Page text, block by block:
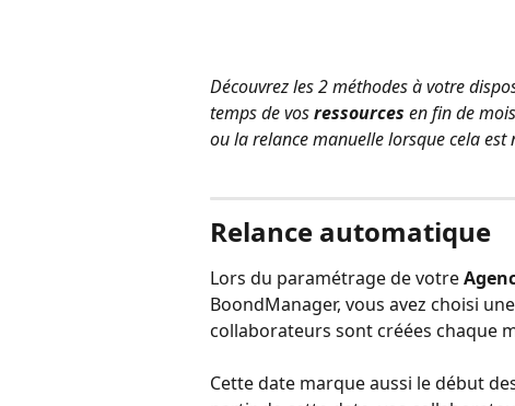
Découvrez les 2 méthodes à votre
temps de vos ressources en fin de
ou la relance manuelle lorsque cela est
Relance automatique
Lors du paramétrage de votre
BoondManager, vous avez choisi
collaborateurs sont créées chaque
Cette date marque aussi le début